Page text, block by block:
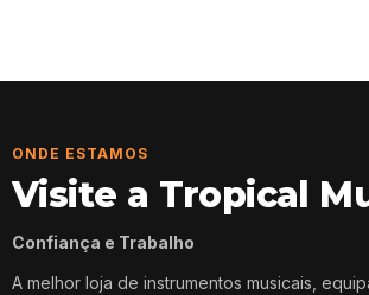
ONDE ESTAMOS
Visite a Tropical
Confiança e Trabalho
A melhor loja de instrumentos musicais,